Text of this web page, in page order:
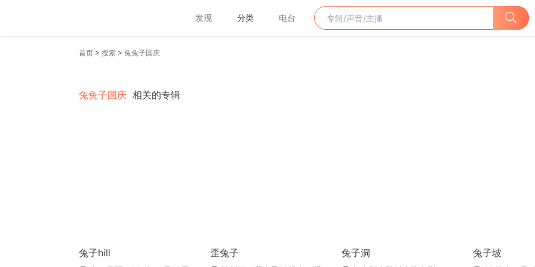
发现 分类 电台
首页 > 搜索 > 兔兔子国庆
兔兔子国庆 相关的专辑
兔子hill 歪兔子 兔子洞 兔子坡